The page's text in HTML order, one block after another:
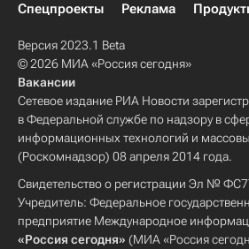
Спецпроекты
Реклама
Версия 2023.1 Beta
© 2026 МИА «Россия сегодня»
Вакансии
Сетевое издание РИА Новости
в Федеральной службе по надзору в
информационных технологий и
(Роскомнадзор) 08 апреля 2014 года.
Свидетельство о регистрации Эл №
Учредитель: Федеральное
предприятие Международное
«Россия сегодня» (МИА «Россия